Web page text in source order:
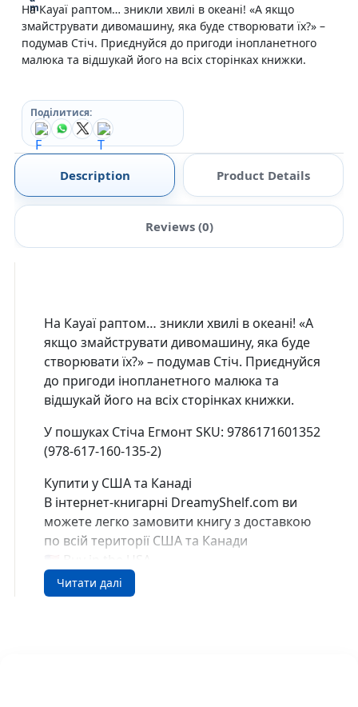
На Кауаї раптом… зникли хвилі в океані! «А якщо
змайструвати дивомашину, яка буде створювати їх?» –
подумав Стіч. Приєднуйся до пригоди інопланетного
малюка та відшукай його на всіх сторінках книжки.
Поділитися:
Description Product Details
Reviews (0)
На Кауаї раптом… зникли хвилі в океані! «А
якщо змайструвати дивомашину, яка буде
створювати їх?» – подумав Стіч. Приєднуйся
до пригоди інопланетного малюка та
відшукай його на всіх сторінках книжки.
У пошуках Стіча Егмонт SKU: 9786171601352
(978-617-160-135-2)
Купити у США та Канаді
В інтернет-книгарні DreamyShelf.com ви
можете легко замовити книгу з доставкою
по всій території США та Канади
🇨🇦 Buy in Canada
Читати далі